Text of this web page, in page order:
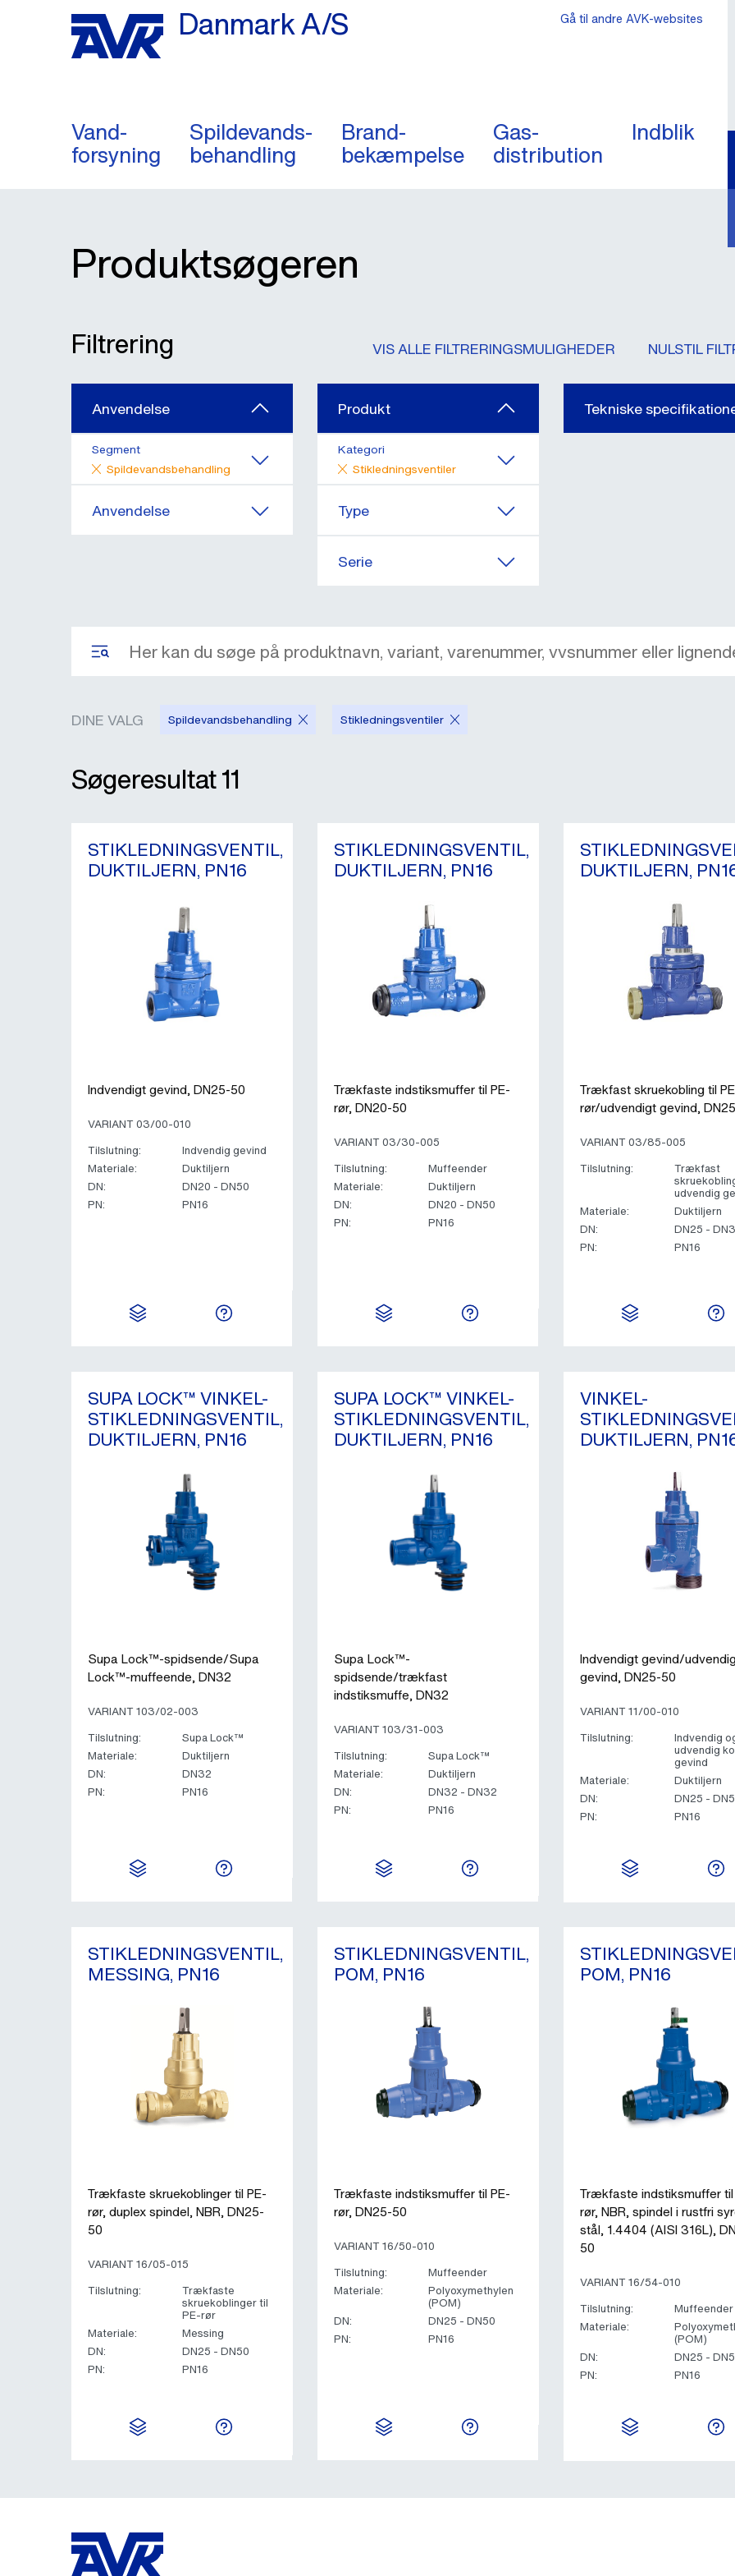
Danmark A/S
Vand-
forsyning
Spildevands-
behandling
Brand-
bekæmpelse
Gas-
distribution
Indblik
Gå til andre AVK-websites
Produktsøgeren
Filtrering VIS ALLE FILTRERINGSMULIGHEDER NULSTIL
Anvendelse
Segment
Spildevandsbehandling
Anvendelse
Produkt
Kategori
Stikledningsventiler
Type
Serie
Tekniske
DINE VALG Spildevandsbehandling Stikledningsventiler
Søgeresultat11
STIKLEDNINGSVENTIL,
DUKTILJERN, PN16
Indvendigt gevind, DN25-50
VARIANT 03/00-010
Tilslutning:
Indvendig gevind
Materiale:
Duktiljern
DN:
DN20 - DN50
PN:
PN16
STIKLEDNINGSVENTIL,
DUKTILJERN, PN16
Trækfaste indstiksmuffer til PE-
rør, DN20-50
VARIANT 03/30-005
Tilslutning:
Muffeender
Materiale:
Duktiljern
DN:
DN20 - DN50
PN:
PN16
DUKTILJERN,
Trækfast skruekobling til
rør/udvendigt gevind,
VARIANT 03/85-005
Tilslutning:
Trækfast
udvendig
Materiale:
Duktiljern
DN:
DN25 -
PN:
PN16
SUPA LOCK™ VINKEL-
STIKLEDNINGSVENTIL,
DUKTILJERN, PN16
Supa Lock™-spidsende/Supa
Lock™-muffeende, DN32
VARIANT 103/02-003
Tilslutning:
Supa Lock™
Materiale:
Duktiljern
DN:
DN32
PN:
PN16
SUPA LOCK™ VINKEL-
STIKLEDNINGSVENTIL,
DUKTILJERN, PN16
Supa Lock™-
spidsende/trækfast
indstiksmuffe, DN32
VARIANT 103/31-003
Tilslutning:
Supa Lock™
Materiale:
Duktiljern
DN:
DN32 - DN32
PN:
PN16
VINKEL-
DUKTILJERN,
Indvendigt gevind/
gevind, DN25-50
VARIANT 11/00-010
Tilslutning:
Indvendig
udvendig
gevind
Materiale:
Duktiljern
DN:
DN25 -
PN:
PN16
STIKLEDNINGSVENTIL,
MESSING, PN16
Trækfaste skruekoblinger til PE-
rør, duplex spindel, NBR, DN25-
50
VARIANT 16/05-015
Tilslutning:
Trækfaste
skruekoblinger til
PE-rør
Materiale:
Messing
DN:
DN25 - DN50
PN:
PN16
STIKLEDNINGSVENTIL,
POM, PN16
Trækfaste indstiksmuffer til PE-
rør, DN25-50
VARIANT 16/50-010
Tilslutning:
Muffeender
Materiale:
Polyoxymethylen
(POM)
DN:
DN25 - DN50
PN:
PN16
POM, PN16
Trækfaste indstiksmuffer til
rør, NBR, spindel i rustfri
stål, 1.4404 (AISI 316L),
50
VARIANT 16/54-010
Tilslutning:
Muffeender
Materiale:
(POM)
DN:
DN25 -
PN:
PN16